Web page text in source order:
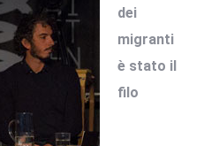
dei
migranti
è stato il
filo